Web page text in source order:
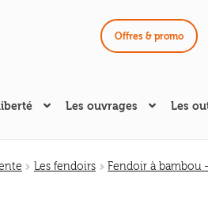
Offres & promo
Les ouvrages Les
Les fendoirs Fendoir à bambou